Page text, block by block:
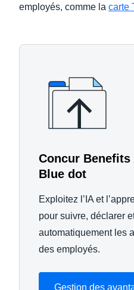
employés, comme la carte
Concur Benefits
Blue dot
Exploitez l’IA et
pour suivre, déclarer
automatiquement les
des employés.
Gestion des